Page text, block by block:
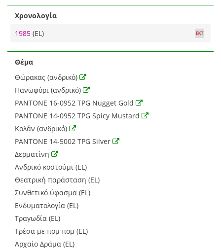
Χρονολογία
1985 (EL)
Θέμα
Θώρακας (ανδρικό)
Πανωφόρι (ανδρικό)
PANTONE 16-0952 TPG Nugget Gold
PANTONE 14-0952 TPG Spicy Mustard
Κολάν (ανδρικό)
PANTONE 14-5002 TPG Silver
Δερματίνη
Ανδρικό κοστούμι (EL)
Θεατρική παράσταση (EL)
Συνθετικό ύφασμα (EL)
Ενδυματολογία (EL)
Τραγωδία (EL)
Τρέσα με πομ πομ (EL)
Αρχαίο Δράμα (EL)